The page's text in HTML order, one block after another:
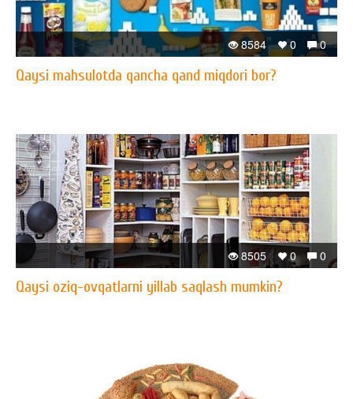
0
0
8584
Qaysi mahsulotda qancha qand miqdori bor?
0
0
8505
Qaysi oziq-ovqatlarni yillab saqlash mumkin?